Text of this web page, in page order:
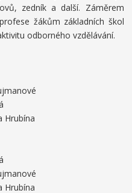
zedník a další. Záměrem
žákům základních škol
odborného vzdělávání.
Hrubína
Hrubína